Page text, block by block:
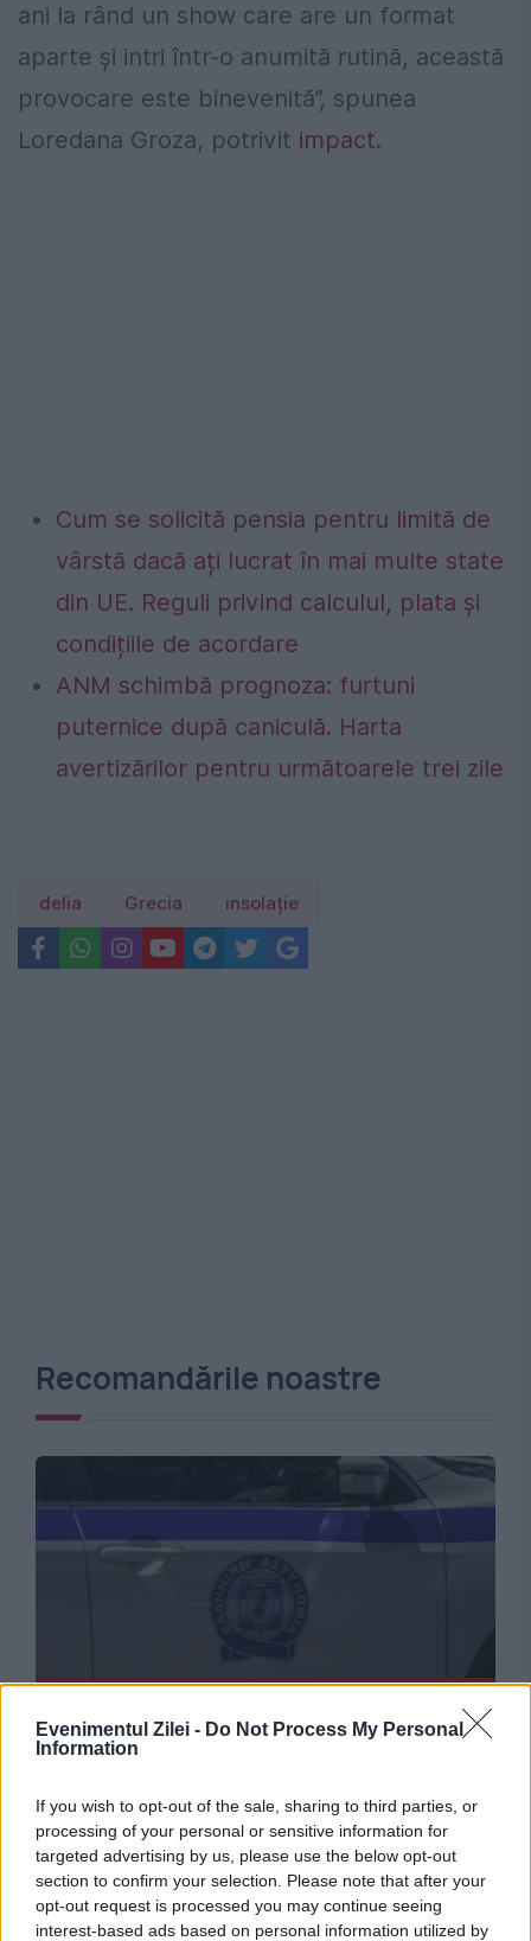
Evenimentul Zilei - Do Not Process My Personal
Information
If you wish to opt-out of the sale, sharing to third parties, or
processing of your personal or sensitive information for
targeted advertising by us, please use the below opt-out
section to confirm your selection. Please note that after your
opt-out request is processed you may continue seeing
interest-based ads based on personal information utilized by
ani la rând un show care are un format
aparte și intri într-o anumită rutină, această
provocare este binevenită”, spunea
Loredana Groza, potrivit impact.
Cum se solicită pensia pentru limită de
vârstă dacă ați lucrat în mai multe state
din UE. Reguli privind calculul, plata și
condițiile de acordare
ANM schimbă prognoza: furtuni
puternice după caniculă. Harta
avertizărilor pentru următoarele trei zile
delia Grecia insolație
Recomandările noastre
Și-a ascuns tatăl mort într-un congelator timp
pe anchetatori